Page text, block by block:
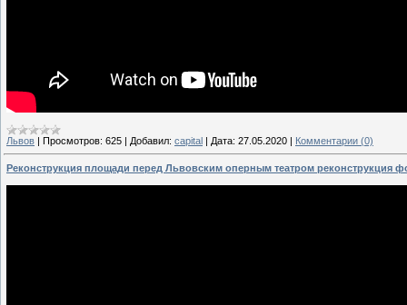
Львов | Просмотров: 625 | Добавил: capital | Дата: 27.05.2020 | Комментарии (0)
Реконструкция площади перед Львовским оперным театром реконструкция